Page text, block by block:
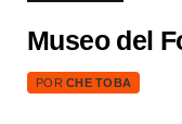
Museo del
POR CHE TOBA